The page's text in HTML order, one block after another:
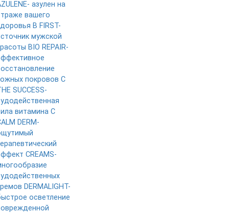
азулен на
вашего
B FIRST-
мужской
BIO REPAIR-
покровов C
SUCCESS-
витамина C
DERM-
CREAMS-
DERMALIGHT-
осветление